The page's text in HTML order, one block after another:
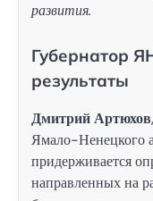
развития.
Губернатор
результаты
Дмитрий Артюхов
Ямало-Ненецкого
придерживается
направленных на